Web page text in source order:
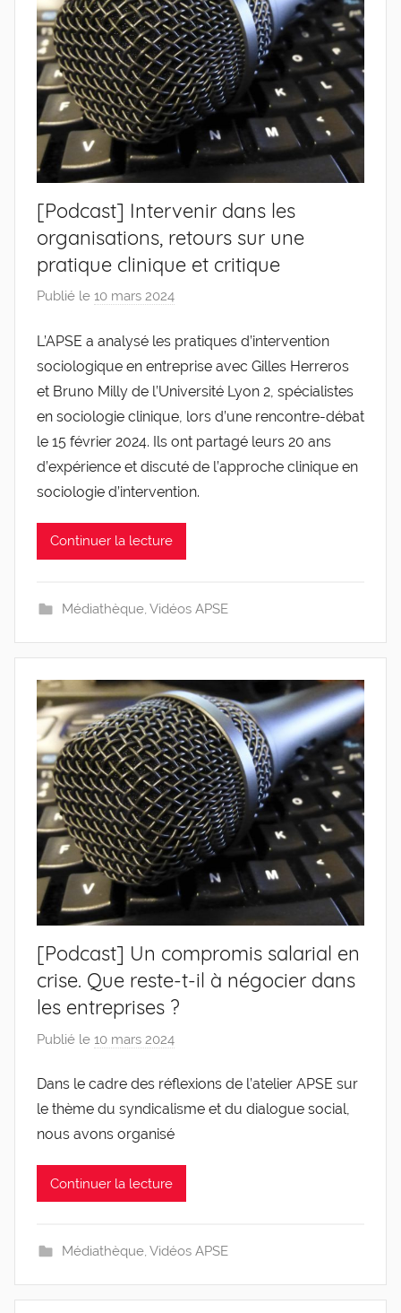
[Podcast] Intervenir dans les
organisations, retours sur une
pratique clinique et critique
Publié le 10 mars 2024
r
g
l
e
v
s
L’APSE a analysé les pratiques d’intervention
sociologique en entreprise avec Gilles Herreros
et Bruno Milly de l’Université Lyon 2, spécialistes
en sociologie clinique, lors d’une rencontre-débat
le 15 février 2024. Ils ont partagé leurs 20 ans
d’expérience et discuté de l’approche clinique en
sociologie d’intervention.
Continuer la lecture
Médiathèque, Vidéos APSE
[Podcast] Un compromis salarial en
crise. Que reste-t-il à négocier dans
les entreprises ?
Publié le 10 mars 2024
r
g
i
Dans le cadre des réflexions de l’atelier APSE sur
le thème du syndicalisme et du dialogue social,
nous avons organisé
Continuer la lecture
Médiathèque, Vidéos APSE